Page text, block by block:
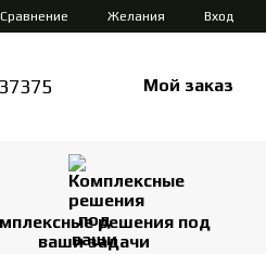
Сравнение Желания Вход
Мой заказ
решения под
ваши задачи